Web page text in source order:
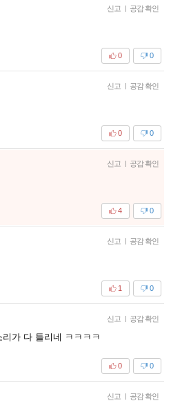
신고 | 공감 확인
0
0
신고 | 공감 확인
0
0
신고 | 공감 확인
0
4
신고 | 공감 확인
0
1
신고 | 공감 확인
가 다 들리네 ㅋㅋㅋㅋ
0
0
신고 | 공감 확인